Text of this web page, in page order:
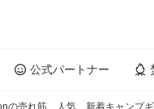
公式パートナー
の売れ筋、人気、新着キャンプ